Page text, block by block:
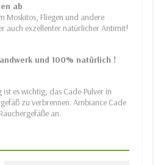
ab
Moskitos, Fliegen und andere
auch exzellenter natürlicher Antimit!
und 100% natürlich !
es wichtig, das Cade-Pulver in
zu verbrennen. Ambiance Cade
an.